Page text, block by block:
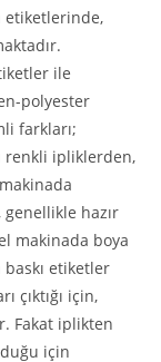
etiketlerinde,
ile
polyester
farkları;
renkli ipliklerden,
hazır
makinada boya
baskı etiketler
çıktığı için,
Fakat iplikten
için